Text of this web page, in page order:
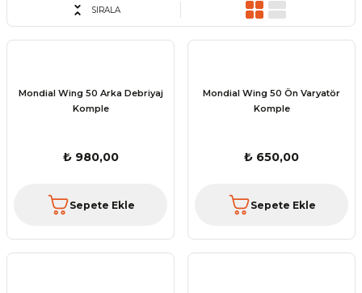
SIRALA
Mondial Wing 50 Arka Debriyaj
Komple
₺ 980,00
Sepete Ekle
Mondial Wing 50 Ön Varyatör
Komple
₺ 650,00
Sepete Ekle